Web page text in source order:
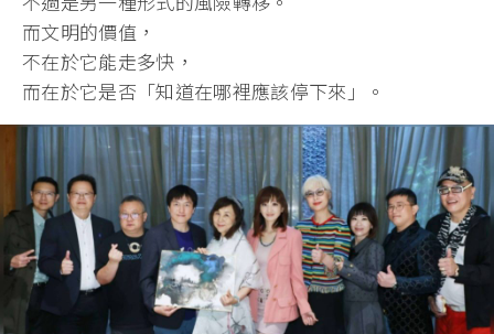
而文明的價值，
不在於它能走多快，
而在於它是否「知道在哪裡應該停下來」。